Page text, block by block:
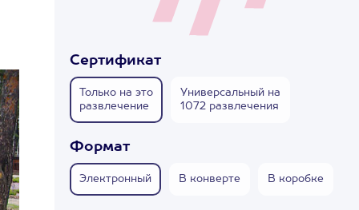
Сертификат
Только на это
развлечение
Универсальный на
1072 развлечения
Формат
Электронный В конверте В коробке